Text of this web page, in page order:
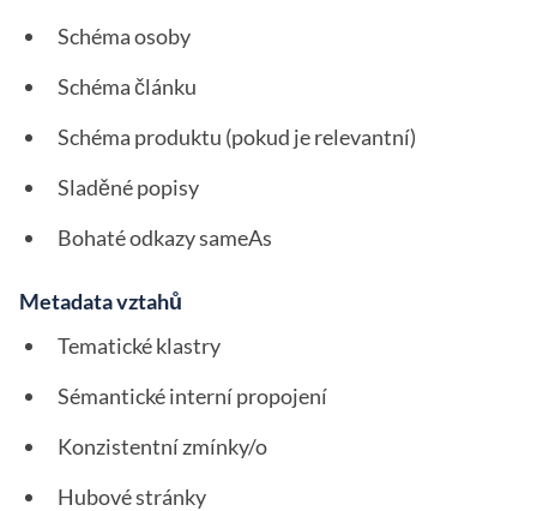
Schéma osoby
Schéma článku
Schéma produktu (pokud je relevantní)
Sladěné popisy
Bohaté odkazy sameAs
Metadata vztahů
Tematické klastry
Sémantické interní propojení
Konzistentní zmínky/o
Hubové stránky